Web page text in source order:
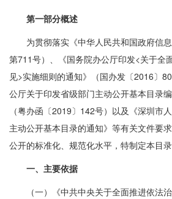
第一部分概述
为贯彻落实《中华人民共和国政府信息
第711号）、《国务院办公厅印发<关于全
见>实施细则的通知》（国办发〔2016〕
公厅关于印发省级部门主动公开基本目录
（粤办函〔2019〕142号）以及《深圳市
主动公开基本目录的通知》等有关文件要
公开的标准化、规范化水平，特制定本目录
一、主要依据
（一）《中共中央关于全面推进依法